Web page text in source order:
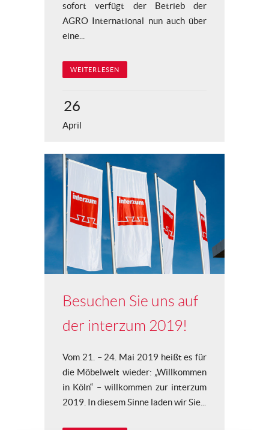
sofort verfügt der Betrieb der
AGRO International nun auch über
eine...
WEITERLESEN
26
April
Besuchen Sie uns auf
der interzum 2019!
Vom 21. – 24. Mai 2019 heißt es für
die Möbelwelt wieder: „Willkommen
in Köln“ – willkommen zur interzum
2019. In diesem Sinne laden wir Sie...